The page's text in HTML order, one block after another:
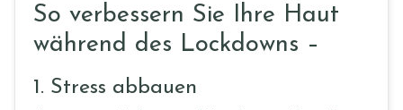
So verbessern Sie Ihre Haut
während des Lockdowns –
1. Stress abbauen